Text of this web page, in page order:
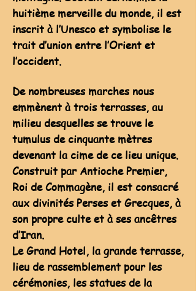
huitième merveille du monde, il est
inscrit à l’Unesco et symbolise le
trait d’union entre l’Orient et
l’occident.
De nombreuses marches nous
emmènent à trois terrasses, au
milieu desquelles se trouve le
tumulus de cinquante mètres
devenant la cime de ce lieu unique.
Construit par Antioche Premier,
Roi de Commagène, il est consacré
aux divinités Perses et Grecques, à
son propre culte et à ses ancêtres
d’Iran.
Le Grand Hotel, la grande terrasse,
lieu de rassemblement pour les
cérémonies, les statues de la